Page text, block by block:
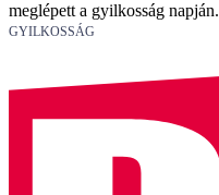
meglépett a gyilkosság napján.
GYILKOSSÁG